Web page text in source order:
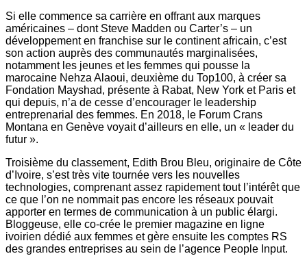
Si elle commence sa carrière en offrant aux marques
américaines – dont Steve Madden ou Carter’s – un
développement en franchise sur le continent africain, c’est
son action auprès des communautés marginalisées,
notamment les jeunes et les femmes qui pousse la
marocaine Nehza Alaoui, deuxième du Top100, à créer sa
Fondation Mayshad, présente à Rabat, New York et Paris et
qui depuis, n’a de cesse d’encourager le leadership
entreprenarial des femmes. En 2018, le Forum Crans
Montana en Genève voyait d’ailleurs en elle, un « leader du
futur ».
Troisième du classement, Edith Brou Bleu, originaire de Côte
d’Ivoire, s’est très vite tournée vers les nouvelles
technologies, comprenant assez rapidement tout l’intérêt que
ce que l’on ne nommait pas encore les réseaux pouvait
apporter en termes de communication à un public élargi.
Bloggeuse, elle co-crée le premier magazine en ligne
ivoirien dédié aux femmes et gère ensuite les comptes RS
des grandes entreprises au sein de l’agence People Input.